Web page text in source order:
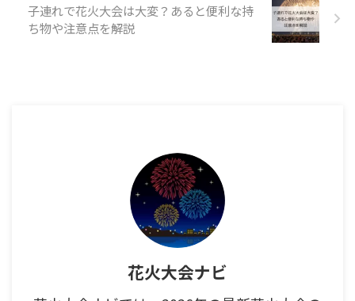
子連れで花火大会は大変？あると便利な持
ち物や注意点を解説
花火大会ナビ